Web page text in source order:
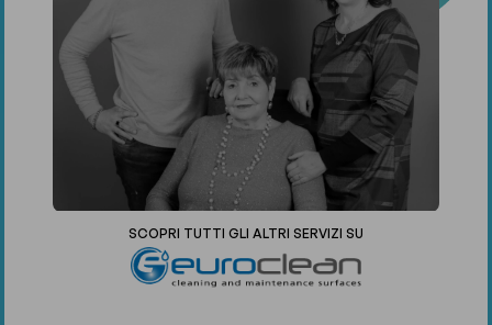
SCOPRI TUTTI GLI ALTRI SERVIZI SU